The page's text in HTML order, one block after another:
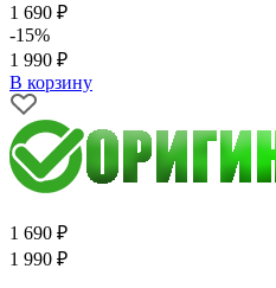
1 690 ₽
-15%
1 990 ₽
В корзину
1 690 ₽
1 990 ₽